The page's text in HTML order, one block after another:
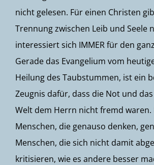
nicht gelesen. Für einen Christen
Trennung zwischen Leib und Seele
interessiert sich IMMER für den
Gerade das Evangelium vom
Heilung des Taubstummen, ist ein
Zeugnis dafür, dass die Not und
Welt dem Herrn nicht fremd waren.
Menschen, die genauso denken,
Menschen, die sich nicht damit
kritisieren, wie es andere besser